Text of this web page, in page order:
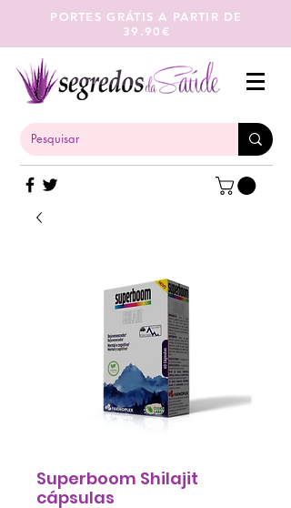
PORTES GRÁTIS A PARTIR DE
39.90€
Superboom Shilajit
cápsulas